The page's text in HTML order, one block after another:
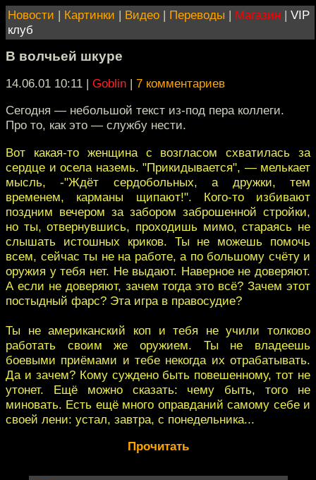
Новости | Картинки | Видео | Переводы | Магазин | VIP
клуб
В волчьей шкуре
14.06.01 10:11 | Goblin | 7 комментариев
Сегодня — небольшой текст из-под пера коллеги.
Про то, как это — службу нести.
Вот какая-то женщина с возгласом схватилась за
сердце и осела наземь. "Прикидывается", — мелькает
мысль, -"Ждёт сердобольных, а дружки, тем
временем, карманы щипают!". Кого-то избивают
поздним вечером за забором заброшенной стройки,
но ты, отвернувшись, проходишь мимо, стараясь не
слышать истошных криков. Ты не можешь помочь
всем, сейчас ты не на работе, а по большому счёту и
оружия у тебя нет. Не выдают. Наверное не доверяют.
А если не доверяют, зачем тогда это всё? Зачем этот
постыдный фарс? Эта игра в правосудие?
Ты не американский коп и тебя не учили толково
работать своим же оружием. Ты не владеешь
боевыми приёмами и тебе некогда их отрабатывать.
Да и зачем? Кому суждено быть повешенному, тот не
утонет. Ещё можно сказать: чему быть, того не
миновать. Есть ещё много оправданий самому себе и
своей лени: устал, завтра, с понедельника...
Прочитать